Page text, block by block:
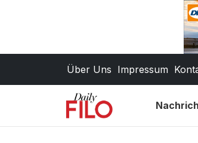
Über Uns Impressum